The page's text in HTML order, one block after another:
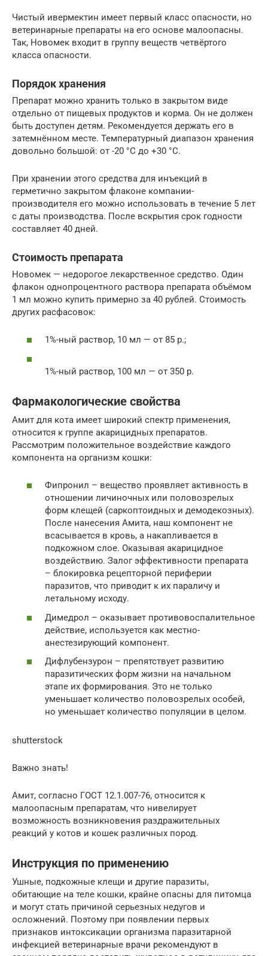
Чистый ивермектин имеет первый класс опасности, но
ветеринарные препараты на его основе малоопасны.
Так, Новомек входит в группу веществ четвёртого
класса опасности.
Порядок хранения
Препарат можно хранить только в закрытом виде
отдельно от пищевых продуктов и корма. Он не должен
быть доступен детям. Рекомендуется держать его в
затемнённом месте. Температурный диапазон хранения
довольно большой: от -20 °C до +30 °C.
При хранении этого средства для инъекций в
герметично закрытом флаконе компании-
производителя его можно использовать в течение 5 лет
с даты производства. После вскрытия срок годности
составляет 40 дней.
Стоимость препарата
Новомек — недорогое лекарственное средство. Один
флакон однопроцентного раствора препарата объёмом
1 мл можно купить примерно за 40 рублей. Стоимость
других расфасовок:
1%-ный раствор, 10 мл — от 85 р.;
1%-ный раствор, 100 мл — от 350 р.
Фармакологические свойства
Амит для кота имеет широкий спектр применения,
относится к группе акарицидных препаратов.
Рассмотрим положительное воздействие каждого
компонента на организм кошки:
Фипронил – вещество проявляет активность в
отношении личиночных или половозрелых
форм клещей (саркоптоидных и демодекозных).
После нанесения Амита, наш компонент не
всасывается в кровь, а накапливается в
подкожном слое. Оказывая акарицидное
воздействию. Залог эффективности препарата
– блокировка рецепторной периферии
паразитов, что приводит к их параличу и
летальному исходу.
Димедрол – оказывает противовоспалительное
действие, используется как местно-
анестезирующий компонент.
Дифлубензурон – препятствует развитию
паразитических форм жизни на начальном
этапе их формирования. Это не только
уменьшает количество половозрелых особей,
но уменьшает количество популяции в целом.
shutterstock
Важно знать!
Амит, согласно ГОСТ 12.1.007-76, относится к
малоопасным препаратам, что нивелирует
возможность возникновения раздражительных
реакций у котов и кошек различных пород.
Инструкция по применению
Ушные, подкожные клещи и другие паразиты,
обитающие на теле кошки, крайне опасны для питомца
и могут стать причиной серьезных недугов и
осложнений. Поэтому при появлении первых
признаков интоксикации организма паразитарной
инфекцией ветеринарные врачи рекомендуют в